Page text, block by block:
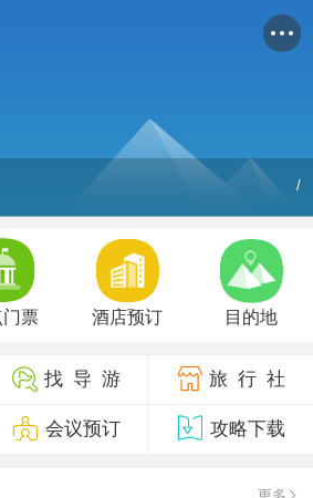
/
票 酒店预订 目的地
找 导 游 旅 行 社
会议预订 攻略下载